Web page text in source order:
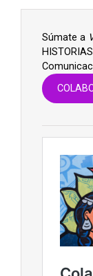
Súmate a